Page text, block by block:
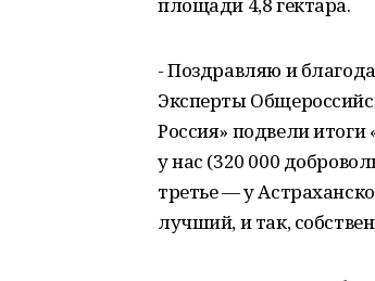
- Поздравляю и
Эксперты
Россия» подвели
у нас (320 000
третье — у
лучший, и так,